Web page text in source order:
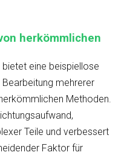
herkömmlichen
eine beispiellose
mehrerer
Methoden.
Teile und verbessert
Faktor für